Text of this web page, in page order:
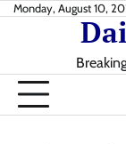
SkipMonday, August 10,